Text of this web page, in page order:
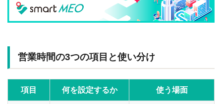
営業時間の3つの項目と使い分け
項目 何を設定するか 使う場面